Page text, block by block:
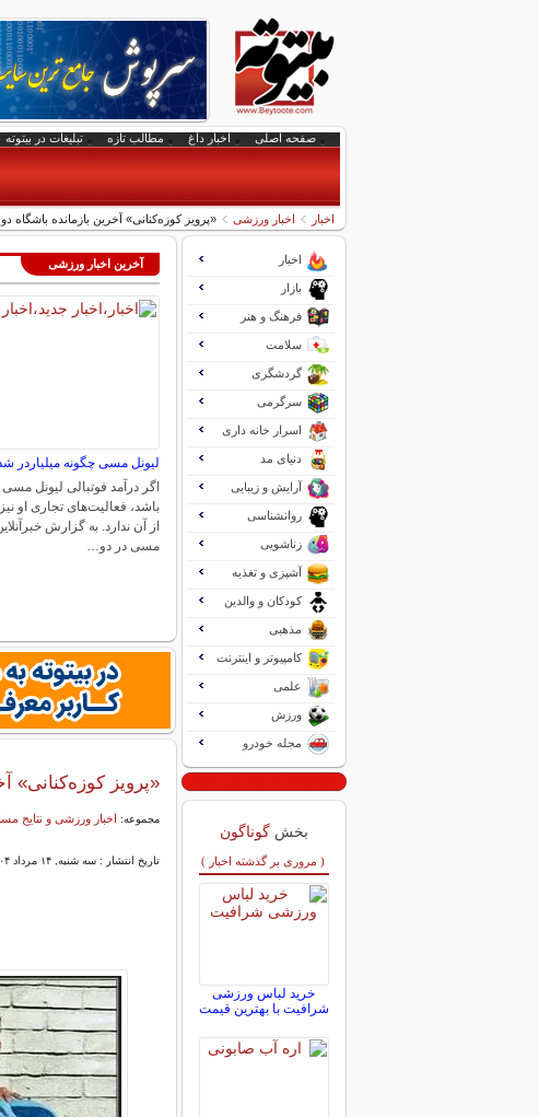
صفحه اصلی اخبار داغ مطالب تازه تبلیغات در بیتوته
اخبار اخبار ورزشی «پرویز کوزه‌کنانی» آخرین بازمانده
آخرین اخبار ورزشی
لیونل مسی چگونه میلیاردر
اگر درآمد فوتبالی لیونل
باشد، فعالیت‌های تجاری او
از آن ندارد. به گزارش
مسی در دو…
«پرویز کوزه‌کنانی»
مجموعه: اخبار ورزشی و نتایج
تاریخ انتشار : سه شنبه, ۱۴ مرداد ۱۴۰۴ ۱۰:۲۵
اخبار
بازار
فرهنگ و هنر
سلامت
گردشگری
سرگرمی
اسرار خانه داری
دنیای مد
آرایش و زیبایی
روانشناسی
زناشویی
آشپزی و تغذیه
کودکان و والدین
مذهبی
کامپیوتر و اینترنت
علمی
ورزش
مجله خودرو
بخش گوناگون
( مروری بر گذشته اخبار )
خرید لباس ورزشی
شرافیت با بهترین قیمت